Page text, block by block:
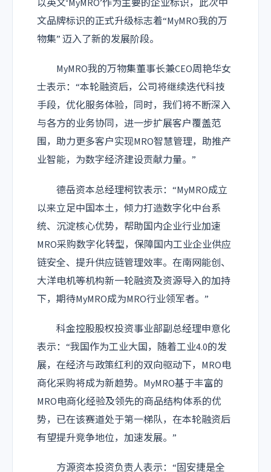
以英文‘MyMRO’作为主要的企业标识，此次中
文品牌标识的正式升级标志着“MyMRO我的万
物集” 迈入了新的发展阶段。
MyMRO我的万物集董事长兼CEO周艳华女
士表示：“本轮融资后，公司将继续迭代科技
手段，优化服务体验，同时，我们将不断深入
与各方的业务协同，进一步扩展客户覆盖范
围，助力更多客户实现MRO智慧管理，助推产
业智能，为数字经济建设贡献力量。”
德岳资本总经理柯钦表示：“MyMRO成立
以来立足中国本土，倾力打造数字化中台系
统、沉淀核心优势，帮助国内企业行业加速
MRO采购数字化转型，保障国内工业企业供应
链安全、提升供应链管理效率。在南网能创、
大洋电机等机构新一轮融资及资源导入的加持
下，期待MyMRO成为MRO行业领军者。”
科金控股股权投资事业部副总经理申意化
表示：“我国作为工业大国，随着工业4.0的发
展，在经济与政策红利的双向驱动下，MRO电
商化采购将成为新趋势。MyMRO基于丰富的
MRO电商化经验及领先的商品结构体系的优
势，已在该赛道处于第一梯队，在本轮融资后
有望提升竞争地位，加速发展。”
方源资本投资负责人表示：“固安捷是全